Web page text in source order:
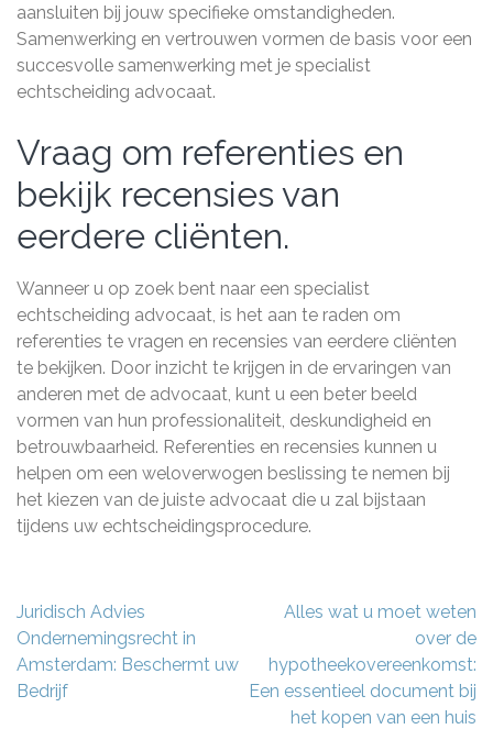
aansluiten bij jouw specifieke omstandigheden.
Samenwerking en vertrouwen vormen de basis voor een
succesvolle samenwerking met je specialist
echtscheiding advocaat.
Vraag om referenties en
bekijk recensies van
eerdere cliënten.
Wanneer u op zoek bent naar een specialist
echtscheiding advocaat, is het aan te raden om
referenties te vragen en recensies van eerdere cliënten
te bekijken. Door inzicht te krijgen in de ervaringen van
anderen met de advocaat, kunt u een beter beeld
vormen van hun professionaliteit, deskundigheid en
betrouwbaarheid. Referenties en recensies kunnen u
helpen om een weloverwogen beslissing te nemen bij
het kiezen van de juiste advocaat die u zal bijstaan
tijdens uw echtscheidingsprocedure.
Berichtnavigatie
Juridisch Advies
Ondernemingsrecht in
Amsterdam: Beschermt uw
Bedrijf
Alles wat u moet weten
over de
hypotheekovereenkomst:
Een essentieel document bij
het kopen van een huis